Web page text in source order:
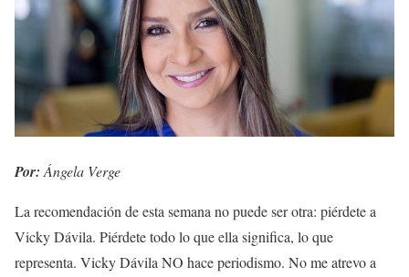
Por: Ángela Verge
La recomendación de esta semana no puede ser otra: piérdete a
Vicky Dávila. Piérdete todo lo que ella significa, lo que
representa. Vicky Dávila NO hace periodismo. No me atrevo a